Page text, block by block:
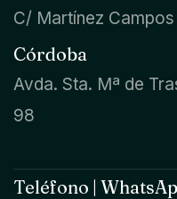
C/ Martínez Campos
Córdoba
Avda. Sta. Mª de
98
Teléfono |